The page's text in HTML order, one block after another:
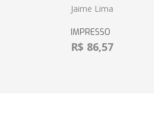
Jaime Lima
IMPRESSO
R$ 86,57